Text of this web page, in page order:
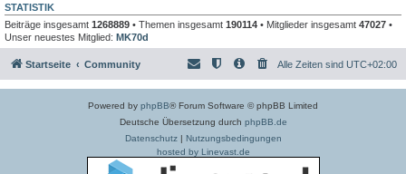
STATISTIK
Beiträge insgesamt 1268889 • Themen insgesamt 190114 • Mitglieder insgesamt 47027 •
Unser neuestes Mitglied: MK70d
Startseite Community Alle Zeiten sind UTC+02:00
Powered by phpBB® Forum Software © phpBB Limited
Deutsche Übersetzung durch phpBB.de
Datenschutz| Nutzungsbedingungen
hosted by Linevast.de